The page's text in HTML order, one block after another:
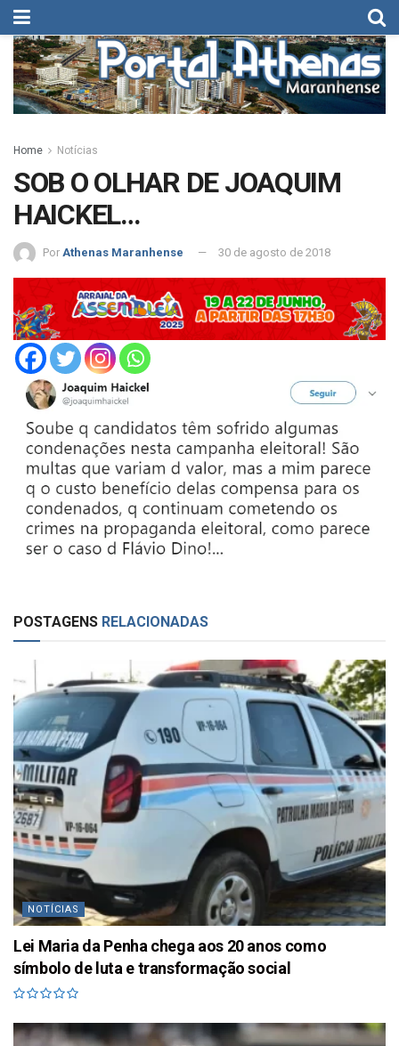
Home Notícias
SOB O OLHAR DE JOAQUIM
HAICKEL…
Por Athenas Maranhense 30 de agosto de 2018
POSTAGENS RELACIONADAS
NOTÍCIAS
Lei Maria da Penha chega aos 20 anos como
símbolo de luta e transformação social